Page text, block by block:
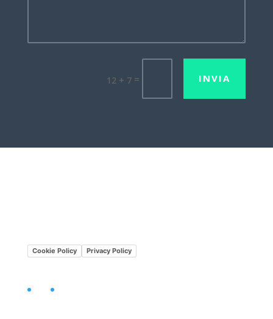
12 + 7 = INVIA
Cookie Policy Privacy Policy
Facebook